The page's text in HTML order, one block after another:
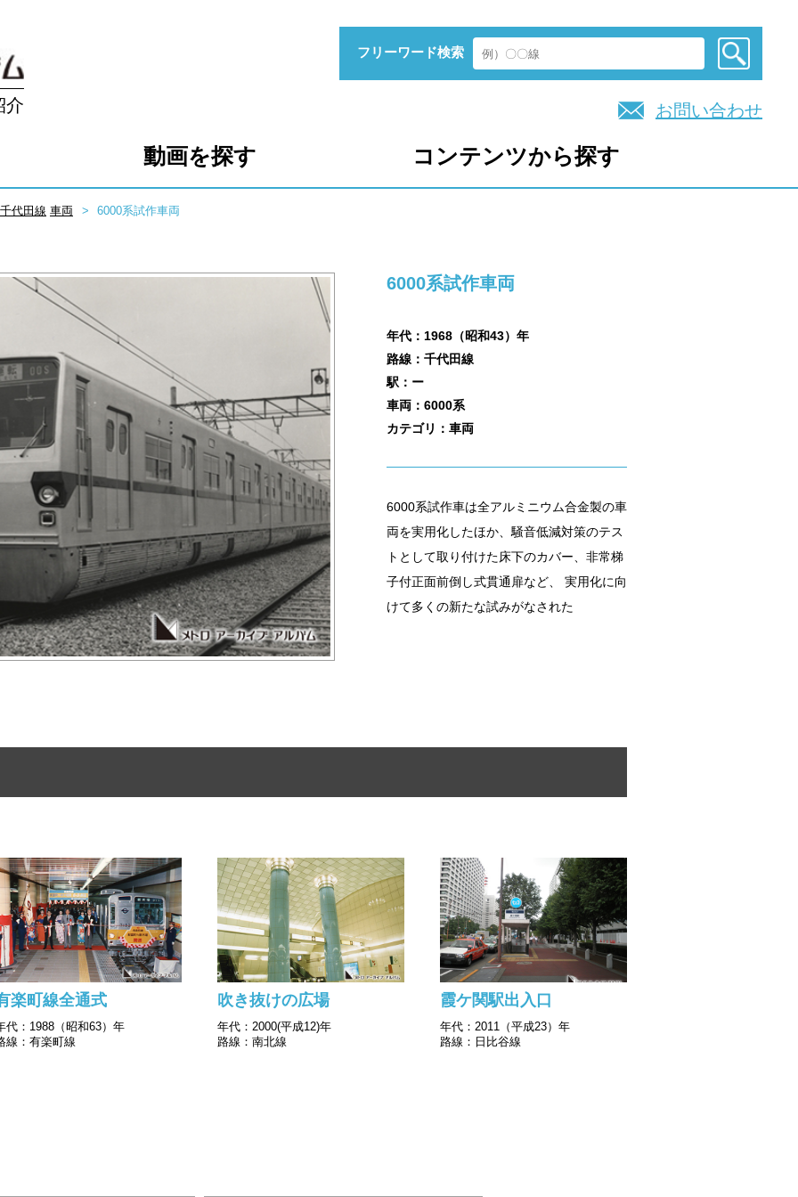
介
フリーワード検索
お問い合わせ
動画を探す コンテンツから探す
千代田線 車両 6000系試作車両
6000系試作車両
年代：1968（昭和43）年
路線：千代田線
駅：ー
車両：6000系
カテゴリ：車両
6000系試作車は全アルミニウム合金製の車
両を実用化したほか、騒音低減対策のテス
トとして取り付けた床下のカバー、非常梯
子付正面前倒し式貫通扉など、 実用化に向
けて多くの新たな試みがなされた
楽町線全通式
代：1988（昭和63）年
線：有楽町線
吹き抜けの広場
年代：2000(平成12)年
路線：南北線
霞ケ関駅出入口
年代：2011（平成23）年
路線：日比谷線